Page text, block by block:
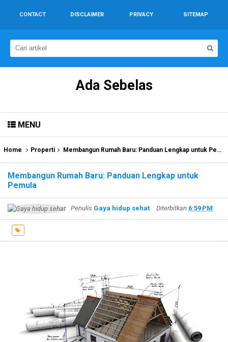
CONTACT DISCLAIMER PRIVACY SITEMAP
Ada Sebelas
MENU
Home Properti Membangun Rumah Baru: Panduan Lengkap untuk Pemula
Membangun Rumah Baru: Panduan Lengkap untuk
Pemula
Penulis Gaya hidup sehat Diterbitkan 6:59 PM